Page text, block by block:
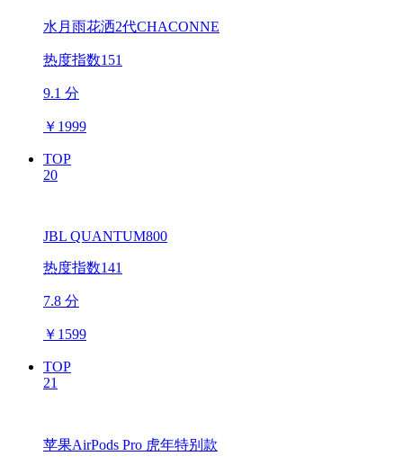
水月雨花洒2代CHACONNE
热度指数151
9.1 分
￥ 1999
TOP
20
JBL QUANTUM800
热度指数141
7.8 分
￥ 1599
TOP
21
苹果AirPods Pro 虎年特别款